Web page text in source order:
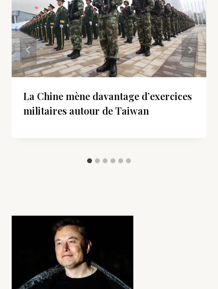
La Chine mène davantage d’exercices
militaires autour de Taiwan